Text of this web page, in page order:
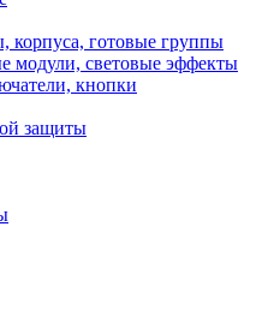
корпуса, готовые группы
модули, световые эффекты
кнопки
защиты